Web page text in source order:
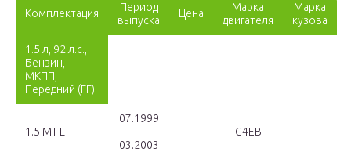
Комплектация
Период
выпуска
Цена
Марка
двигателя
Марка
кузова
1.5 л, 92 л.с.,
Бензин,
МКПП,
Передний (FF)
1.5 MT L
07.1999
—
03.2003
G4EB